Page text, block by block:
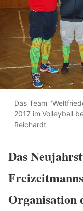
Das Team
2017 im Volleyball
Reichardt
Das
Organisation